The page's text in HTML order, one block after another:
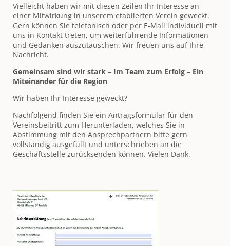
Vielleicht haben wir mit diesen Zeilen Ihr Interesse an
einer Mitwirkung in unserem etablierten Verein geweckt.
Gern können Sie telefonisch oder per E-Mail individuell mit
uns in Kontakt treten, um weiterführende Informationen
und Gedanken auszutauschen. Wir freuen uns auf Ihre
Nachricht.
Gemeinsam sind wir stark – Im Team zum Erfolg – Ein
Miteinander für die Region
Wir haben Ihr Interesse geweckt?
Nachfolgend finden Sie ein Antragsformular für den
Vereinsbeitritt zum Herunterladen, welches Sie in
Abstimmung mit den Ansprechpartnern bitte gern
vollständig ausgefüllt und unterschrieben an die
Geschäftsstelle zurücksenden können. Vielen Dank.